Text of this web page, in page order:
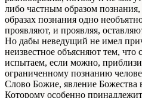
либо частным образом
образах познания одно
проявляют, и проявляя,
Но дабы неведущий не имел
неизвестное объясняют тем, что
испытаем, если можно,
ограниченному познанию
Слово Божие, явление
Которому особенно